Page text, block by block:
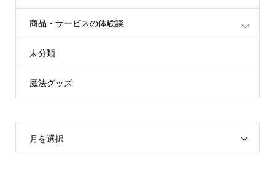
商品・サービスの体験談
未分類
魔法グッズ
月を選択